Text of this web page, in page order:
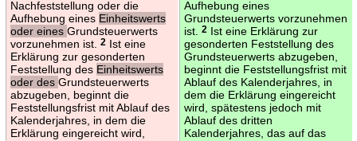
Nachfeststellung oder die
Aufhebung eines Einheitswerts
oder eines Grundsteuerwerts
vorzunehmen ist.
2Ist eine
Erklärung zur gesonderten
Feststellung des Einheitswerts
oder des Grundsteuerwerts
abzugeben, beginnt die
Feststellungsfrist mit Ablauf des
Kalenderjahres, in dem die
Erklärung eingereicht wird,
Aufhebung eines
Grundsteuerwerts vorzunehmen
ist.
2Ist eine Erklärung zur
gesonderten Feststellung des
Grundsteuerwerts abzugeben,
beginnt die Feststellungsfrist mit
Ablauf des Kalenderjahres, in
dem die Erklärung eingereicht
wird, spätestens jedoch mit
Ablauf des dritten
Kalenderjahres, das auf das